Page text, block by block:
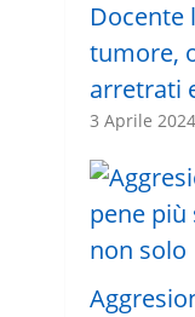
Docente
tumore,
arretrati
3 Aprile 2024